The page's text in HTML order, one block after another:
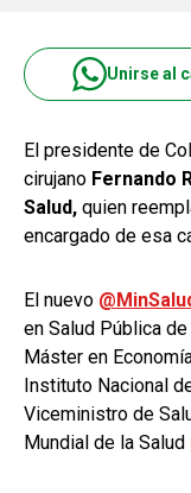
Unirse al
El presidente de
cirujano Fernando
Salud, quien
encargado de esa
El nuevo
en Salud Pública
Máster en
Instituto Nacional
Viceministro de
Mundial de la Salud